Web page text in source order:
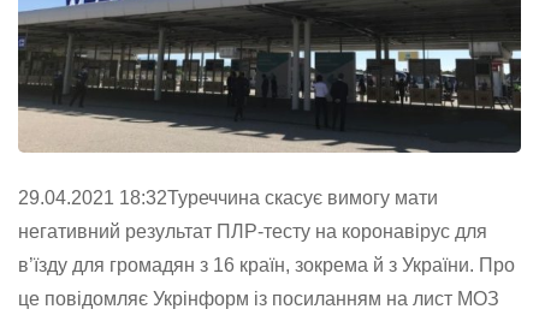
29.04.2021 18:32Туреччина скасує вимогу мати
негативний результат ПЛР-тесту на коронавірус для
в’їзду для громадян з 16 країн, зокрема й з України. Про
це повідомляє Укрінформ із посиланням на лист МОЗ